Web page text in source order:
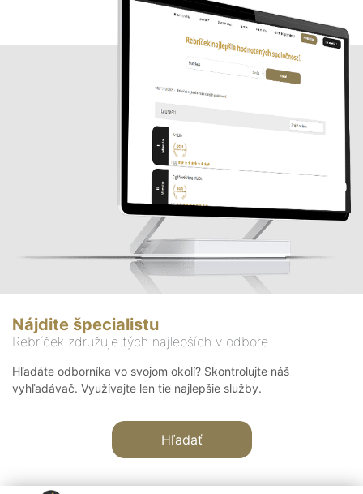
Nájdite špecialistu
Rebríček združuje tých najlepších v odbore
Hľadáte odborníka vo svojom okolí? Skontrolujte náš
vyhľadávač. Využívajte len tie najlepšie služby.
Hľadať